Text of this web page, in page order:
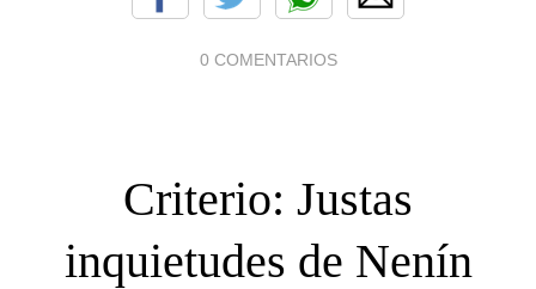
0 COMENTARIOS
Criterio: Justas
inquietudes de Nenín